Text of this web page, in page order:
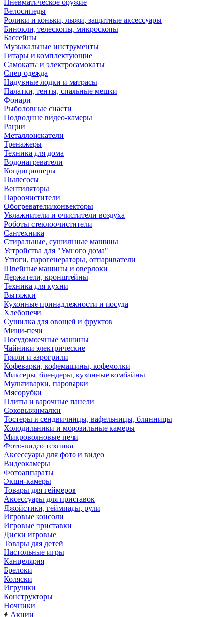
Пневматическое оружие
Велосипеды
Ролики и коньки, лыжи, защитные аксессуары
Бинокли, телескопы, микроскопы
Бассейны
Музыкальные инструменты
Гитары и комплектующие
Самокаты и электросамокаты
Спец одежда
Надувные лодки и матрасы
Палатки, тенты, спальные мешки
Фонари
Рыболовные снасти
Подводные видео-камеры
Рации
Металлоискатели
Тренажеры
Техника для дома
Водонагреватели
Кондиционеры
Пылесосы
Вентиляторы
Пароочистители
Обогреватели/конвекторы
Увлажнители и очистители воздуха
Роботы стеклоочистители
Сантехника
Стиральные, сушильные машины
Устройства для "Умного дома"
Утюги, парогенераторы, отпариватели
Швейные машины и оверлоки
Держатели, кронштейны
Техника для кухни
Вытяжки
Кухонные принадлежности и посуда
Хлебопечи
Сушилка для овощей и фруктов
Мини-печи
Посудомоечные машины
Чайники электрические
Грили и аэрогрили
Кофеварки, кофемашины, кофемолки
Миксеры, блендеры, кухонные комбайны
Мультиварки, пароварки
Мясорубки
Плиты и варочные панели
Соковыжималки
Тостеры и сендвичницы, вафельницы, блинницы
Холодильники и морозильные камеры
Микроволновые печи
Фото-видео техника
Аксессуары для фото и видео
Видеокамеры
Фотоаппараты
Экшн-камеры
Товары для геймеров
Аксессуары для приставок
Джойстики, геймпады, рули
Игровые консоли
Игровые приставки
Диски игровые
Товары для детей
Настольные игры
Канцелярия
Брелоки
Коляски
Игрушки
Конструкторы
Ночники
Акции